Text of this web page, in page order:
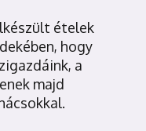
ételek
hogy
a
majd